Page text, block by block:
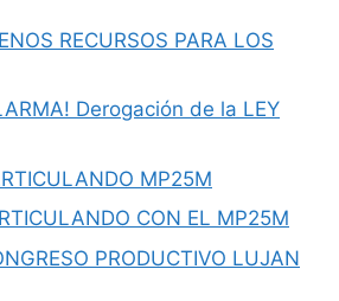
RECURSOS PARA LOS
Derogación de la LEY
MP25M
CON EL MP25M
PRODUCTIVO LUJAN